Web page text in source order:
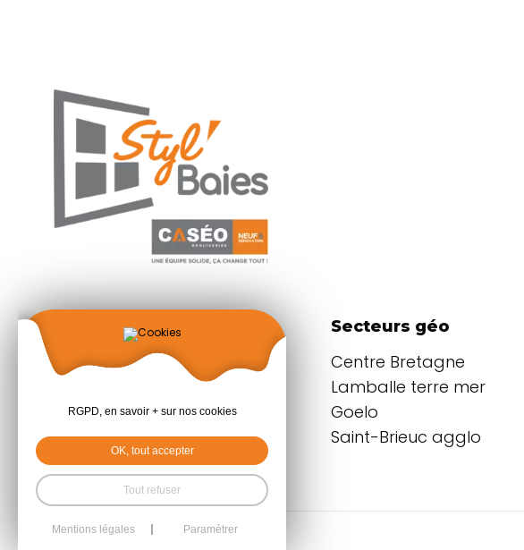
Coordonnées
Parc d'activités
du Grand Plessis
22940 PLAINTEL
+33 (0)2 96 32 55 55
Secteurs géo
Centre Bretagne
Lamballe terre mer
Goelo
Saint-Brieuc agglo
Styl'Baies |Mentions légales
RGPD, en savoir + sur nos cookies
OK, tout accepter
Tout refuser
Mentions légales Paramétrer